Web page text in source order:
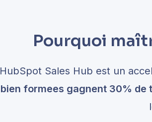
Pourquoi
HubSpot Sales Hub est un
bien formees gagnent 30% de